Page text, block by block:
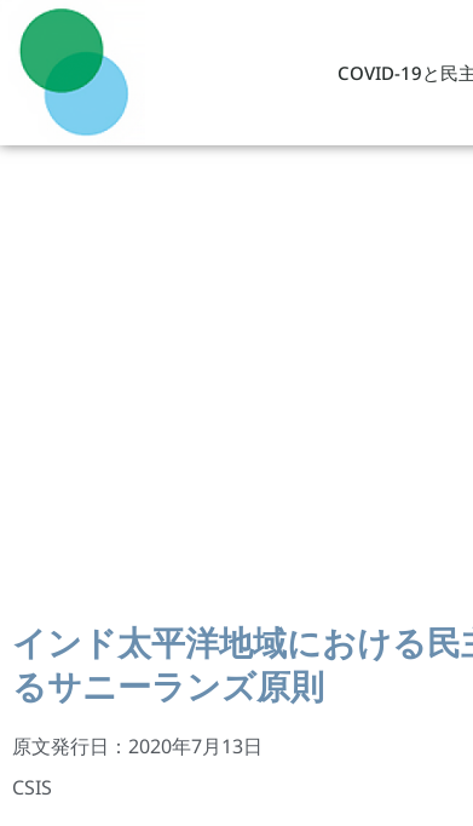
COVID-19と民
インド太平洋地域における
るサニーランズ原則
原文発行日：2020年7月13日
CSIS